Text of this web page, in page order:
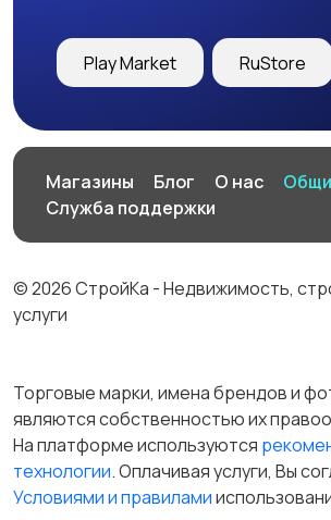
Play Market RuStore
Магазины Блог О нас
Служба поддержки
© 2026 СтройКа - Недвижимость,
услуги
Торговые марки, имена брендов и
являются собственностью их
На платформе используются
технологии. Оплачивая услуги, Вы
Условиями и правилами